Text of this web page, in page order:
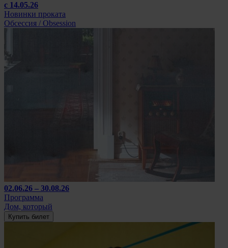
с 14.05.26
Новинки проката
Обсессия / Obsession
02.06.26 – 30.08.26
Программа
Дом, который
Купить билет